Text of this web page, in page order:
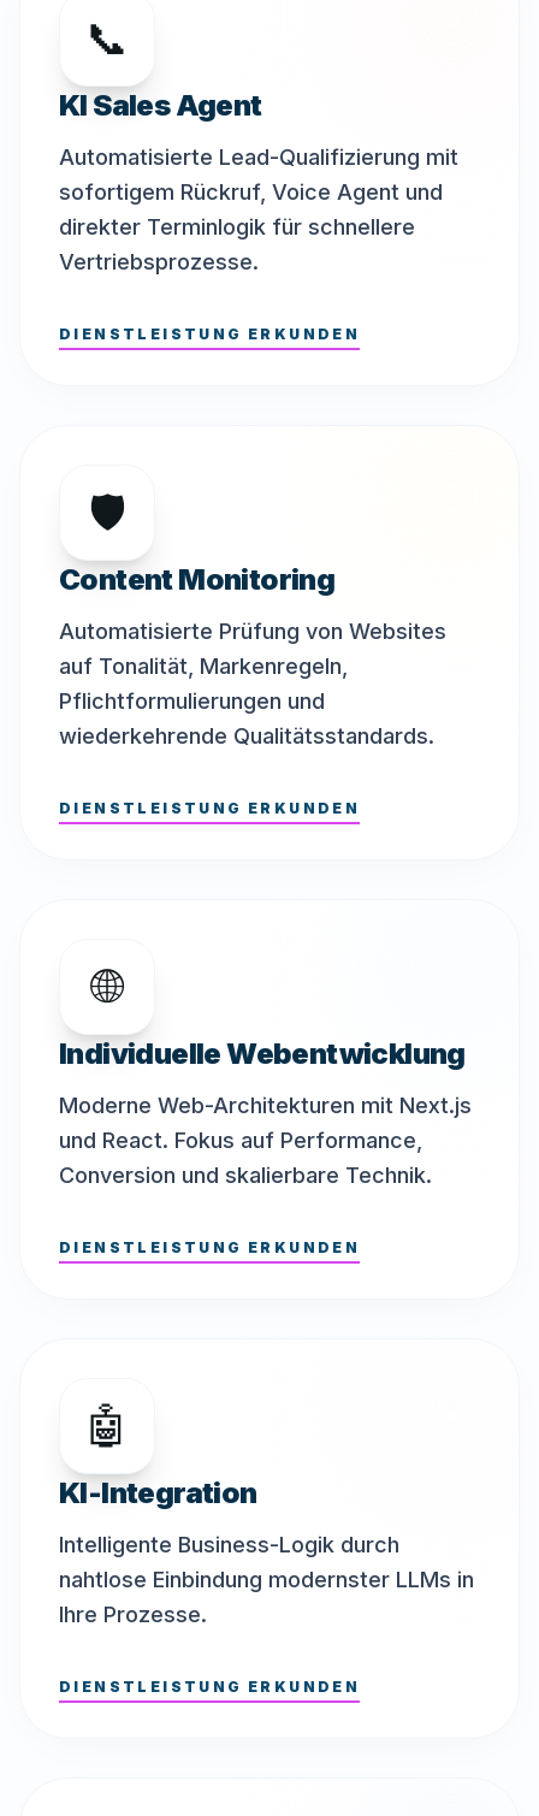
📞
KI Sales Agent
Automatisierte Lead-Qualifizierung mit
sofortigem Rückruf, Voice Agent und
direkter Terminlogik für schnellere
Vertriebsprozesse.
DIENSTLEISTUNG ERKUNDEN
🛡️
Content Monitoring
Automatisierte Prüfung von Websites
auf Tonalität, Markenregeln,
Pflichtformulierungen und
wiederkehrende Qualitätsstandards.
DIENSTLEISTUNG ERKUNDEN
🌐
Individuelle Webentwicklung
Moderne Web-Architekturen mit Next.js
und React. Fokus auf Performance,
Conversion und skalierbare Technik.
DIENSTLEISTUNG ERKUNDEN
🤖
KI-Integration
Intelligente Business-Logik durch
nahtlose Einbindung modernster LLMs in
Ihre Prozesse.
DIENSTLEISTUNG ERKUNDEN